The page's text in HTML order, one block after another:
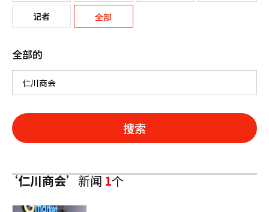
记者 全部
全部的
搜索
‘仁川商会’新闻1个